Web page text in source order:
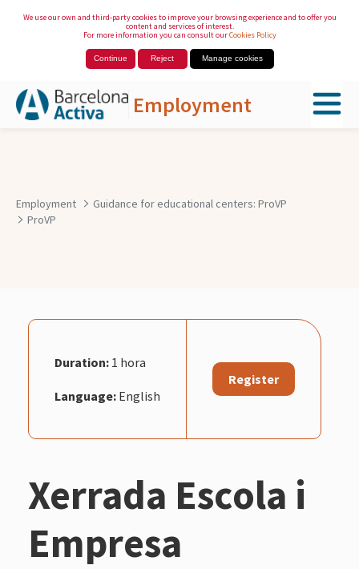
We use our own and third-party cookies to improve your browsing experience and to offer you
content and services of interest.
For more information you can consult ourCookies Policy
Continue Reject Manage cookies
Employment
Employment
Guidance for educational centers: ProVP
ProVP
Duration: 1 hora
Language: English
Register
Xerrada Escola i
Empresa